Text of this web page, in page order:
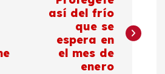
así del frío
que se
espera en
el mes de
enero